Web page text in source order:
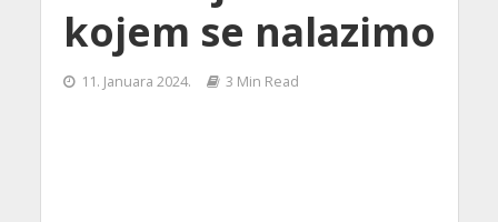
kojem se nalazimo
11. Januara 2024. 3 Min Read